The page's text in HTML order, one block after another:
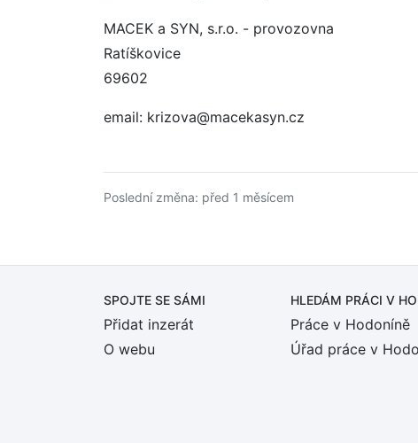
MACEK a SYN, s.r.o. - provozovna
Ratíškovice
69602
email: krizova@macekasyn.cz
Poslední změna: před 1 měsícem
SPOJTE SE SÁMI
Přidat inzerát
O webu
HLEDÁM PRÁCI V
Práce v Hodoníně
Úřad práce v